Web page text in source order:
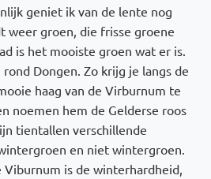
geniet ik van de lente nog
weer groen, die frisse groene
is het mooiste groen wat er is.
Dongen. Zo krijg je langs de
haag van de Virburnum te
noemen hem de Gelderse roos
tientallen verschillende
en niet wintergroen.
is de winterhardheid,